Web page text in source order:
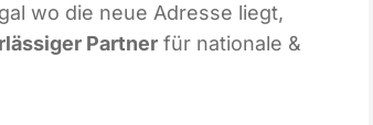
wo die neue Adresse liegt,
Partner für nationale &